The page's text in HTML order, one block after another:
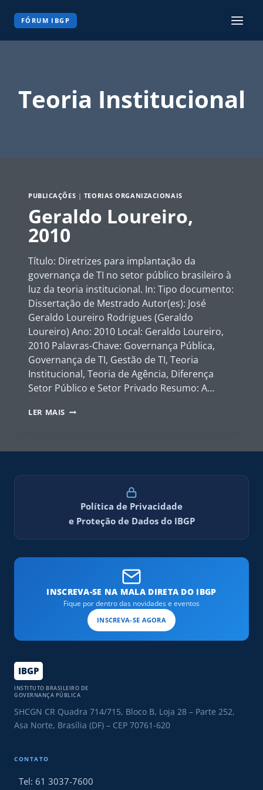
FÓRUM IBGP
Teoria Institucional
PUBLICAÇÕES | TEORIAS ORGANIZACIONAIS
Geraldo Loureiro,
2010
Título: Diretrizes para implantação da
governança de TI no setor público brasileiro à
luz da teoria institucional. In: Tipo documento:
Dissertação de Mestrado Autor(es): José
Geraldo Loureiro Rodrigues (Geraldo
Loureiro) Ano: 2010 Local: Geraldo Loureiro,
2010 Palavras-Chave: Governança Pública,
Governança de TI, Gestão de TI, Teoria
Institucional, Teoria de Agência, Diferença
Setor Público e Setor Privado Resumo: A…
LER MAIS GERALDO
Política de Privacidade
e Proteção de Dados do IBGP
INSCREVA-SE NA MALA DIRETA DO IBGP
Fique por dentro das novidades e eventos
INSCREVA-SE AGORA
IBGP
INSTITUTO BRASILEIRO DE
GOVERNANÇA PÚBLICA
SHCGN CR Quadra 714/715, Bloco B, Loja 28 – Parte 252,
Asa Norte, Brasília (DF) – CEP 70761-620
CONTATO
Tel: 61 3037-7600